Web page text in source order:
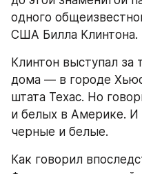
одного
США Билла Клинтона.
Клинтон выступал за
дома — в городе
штата Техас. Но
и белых в Америке. И
черные и белые.
Как говорил